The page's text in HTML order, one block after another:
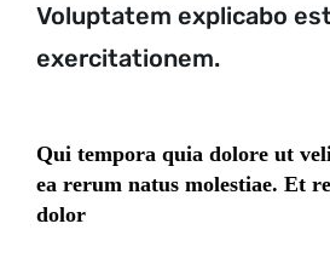
Voluptatem explicabo
exercitationem.
Qui tempora quia dolore ut
ea rerum natus molestiae. Et
dolor